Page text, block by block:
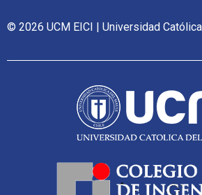
© 2026 UCM EICI | Universidad